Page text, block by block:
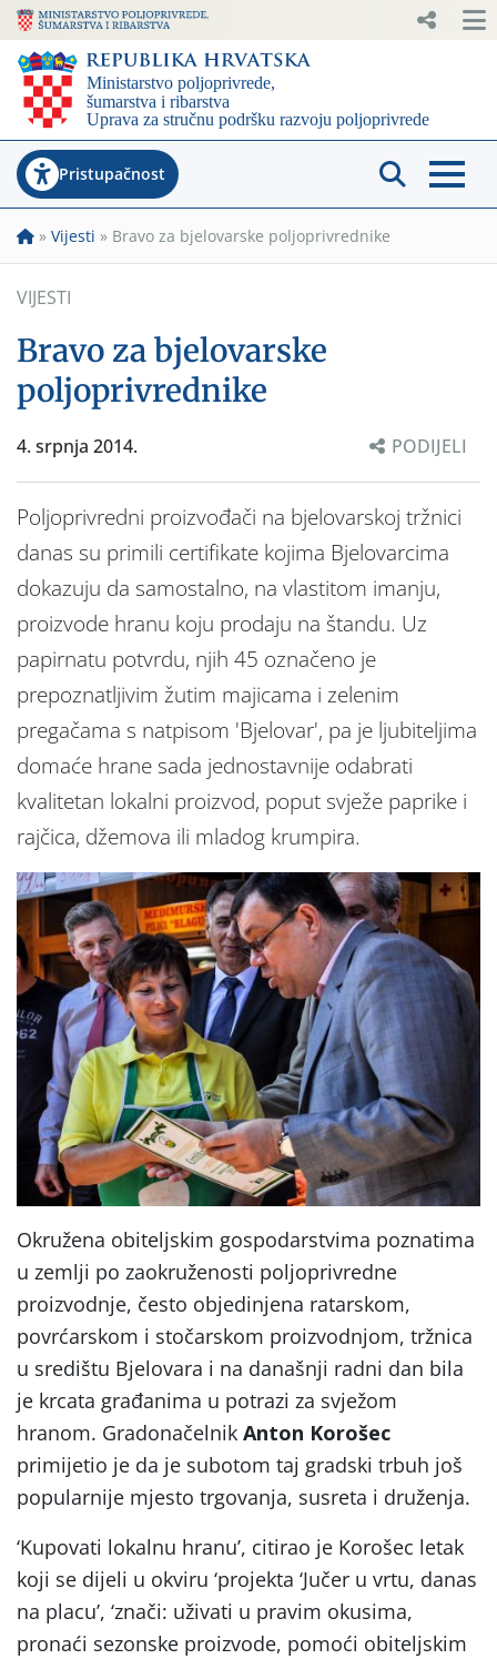
Pristupačnost
» Vijesti » Bravo za bjelovarske poljoprivrednike
VIJESTI
Bravo za bjelovarske
poljoprivrednike
4. srpnja 2014. PODIJELI
Poljoprivredni proizvođači na bjelovarskoj tržnici
danas su primili certifikate kojima Bjelovarcima
dokazuju da samostalno, na vlastitom imanju,
proizvode hranu koju prodaju na štandu. Uz
papirnatu potvrdu, njih 45 označeno je
prepoznatljivim žutim majicama i zelenim
pregačama s natpisom 'Bjelovar', pa je ljubiteljima
domaće hrane sada jednostavnije odabrati
kvalitetan lokalni proizvod, poput svježe paprike i
rajčica, džemova ili mladog krumpira.
Okružena obiteljskim gospodarstvima poznatima
u zemlji po zaokruženosti poljoprivredne
proizvodnje, često objedinjena ratarskom,
povrćarskom i stočarskom proizvodnjom, tržnica
u središtu Bjelovara i na današnji radni dan bila
je krcata građanima u potrazi za svježom
hranom. Gradonačelnik Anton Korošec
primijetio je da je subotom taj gradski trbuh još
popularnije mjesto trgovanja, susreta i druženja.
‘Kupovati lokalnu hranu’, citirao je Korošec letak
koji se dijeli u okviru ‘projekta ‘Jučer u vrtu, danas
na placu’, ‘znači: uživati u pravim okusima,
pronaći sezonske proizvode, pomoći obiteljskim